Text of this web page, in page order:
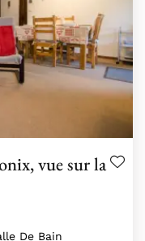
vue sur la
De Bain